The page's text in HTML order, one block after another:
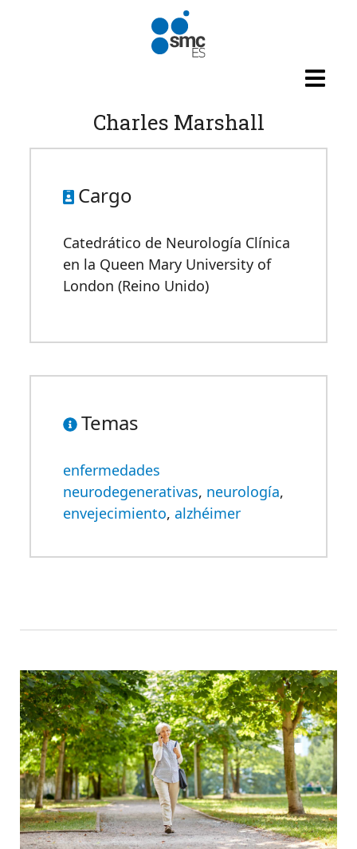
Pasar al contenido principal
Charles Marshall
Cargo
Catedrático de Neurología Clínica
en la Queen Mary University of
London (Reino Unido)
Temas
enfermedades
neurodegenerativas, neurología,
envejecimiento, alzhéimer